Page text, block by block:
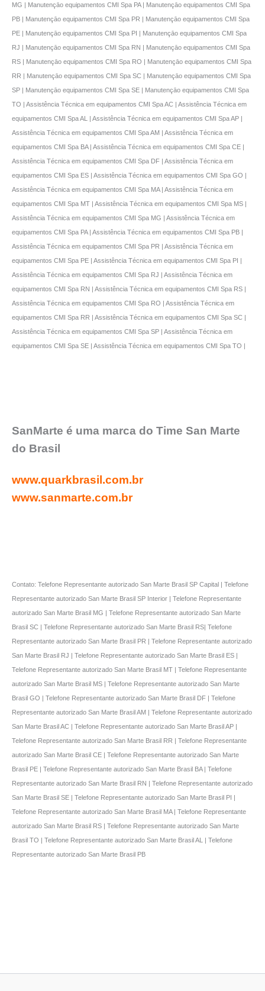
MG | Manutençāo equipamentos CMI Spa PA | Manutençāo equipamentos CMI Spa
PB | Manutençāo equipamentos CMI Spa PR | Manutençāo equipamentos CMI Spa
PE | Manutençāo equipamentos CMI Spa PI | Manutençāo equipamentos CMI Spa
RJ | Manutençāo equipamentos CMI Spa RN | Manutençāo equipamentos CMI Spa
RS | Manutençāo equipamentos CMI Spa RO | Manutençāo equipamentos CMI Spa
RR | Manutençāo equipamentos CMI Spa SC | Manutençāo equipamentos CMI Spa
SP | Manutençāo equipamentos CMI Spa SE | Manutençāo equipamentos CMI Spa
TO | Assistência Técnica em equipamentos CMI Spa AC | Assistência Técnica em
equipamentos CMI Spa AL | Assistência Técnica em equipamentos CMI Spa AP |
Assistência Técnica em equipamentos CMI Spa AM | Assistência Técnica em
equipamentos CMI Spa BA | Assistência Técnica em equipamentos CMI Spa CE |
Assistência Técnica em equipamentos CMI Spa DF | Assistência Técnica em
equipamentos CMI Spa ES | Assistência Técnica em equipamentos CMI Spa GO |
Assistência Técnica em equipamentos CMI Spa MA | Assistência Técnica em
equipamentos CMI Spa MT | Assistência Técnica em equipamentos CMI Spa MS |
Assistência Técnica em equipamentos CMI Spa MG | Assistência Técnica em
equipamentos CMI Spa PA | Assistência Técnica em equipamentos CMI Spa PB |
Assistência Técnica em equipamentos CMI Spa PR | Assistência Técnica em
equipamentos CMI Spa PE | Assistência Técnica em equipamentos CMI Spa PI |
Assistência Técnica em equipamentos CMI Spa RJ | Assistência Técnica em
equipamentos CMI Spa RN | Assistência Técnica em equipamentos CMI Spa RS |
Assistência Técnica em equipamentos CMI Spa RO | Assistência Técnica em
equipamentos CMI Spa RR | Assistência Técnica em equipamentos CMI Spa SC |
Assistência Técnica em equipamentos CMI Spa SP | Assistência Técnica em
equipamentos CMI Spa SE | Assistência Técnica em equipamentos CMI Spa TO |
SanMarte é uma marca do Time San Marte
do Brasil
www.quarkbrasil.com.br
www.sanmarte.com.br
Contato: Telefone Representante autorizado San Marte Brasil SP Capital | Telefone
Representante autorizado San Marte Brasil SP Interior | Telefone Representante
autorizado San Marte Brasil MG | Telefone Representante autorizado San Marte
Brasil SC | Telefone Representante autorizado San Marte Brasil RS| Telefone
Representante autorizado San Marte Brasil PR | Telefone Representante autorizado
San Marte Brasil RJ | Telefone Representante autorizado San Marte Brasil ES |
Telefone Representante autorizado San Marte Brasil MT | Telefone Representante
autorizado San Marte Brasil MS | Telefone Representante autorizado San Marte
Brasil GO | Telefone Representante autorizado San Marte Brasil DF | Telefone
Representante autorizado San Marte Brasil AM | Telefone Representante autorizado
San Marte Brasil AC | Telefone Representante autorizado San Marte Brasil AP |
Telefone Representante autorizado San Marte Brasil RR | Telefone Representante
autorizado San Marte Brasil CE | Telefone Representante autorizado San Marte
Brasil PE | Telefone Representante autorizado San Marte Brasil BA | Telefone
Representante autorizado San Marte Brasil RN | Telefone Representante autorizado
San Marte Brasil SE | Telefone Representante autorizado San Marte Brasil PI |
Telefone Representante autorizado San Marte Brasil MA | Telefone Representante
autorizado San Marte Brasil RS | Telefone Representante autorizado San Marte
Brasil TO | Telefone Representante autorizado San Marte Brasil AL | Telefone
Representante autorizado San Marte Brasil PB